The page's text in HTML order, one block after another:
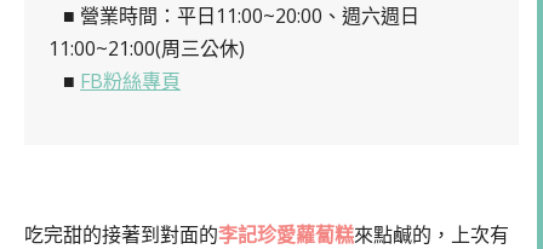
■ 營業時間：平日11:00~20:00、週六週日
11:00~21:00(周三公休)
■ FB粉絲專頁
吃完甜的接著到對面的李記珍愛蘿蔔糕來點鹹的，上次有